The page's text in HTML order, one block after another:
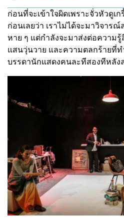
ก่อนที่จะเข้าใจผิดเพราะจั่วหัวดูเ
ก่อนเลยว่า เราไม่ได้จะมาวิจารณ์
หาย ๆ แต่กำลังจะมาส่งต่อความ
แสนวุ่นวาย และความตลกร้ายที่ท
บรรดานักแสดงคนละทีสองทีหลัง